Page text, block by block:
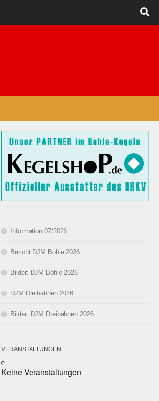
Information 07/2026
Bericht DJM Bohle 2026
Bilder: DJM Bohle 2026
DJM Dreibahnen 2026
Bilder: DJM Dreibahnen 2026
VERANSTALTUNGEN
Keine Veranstaltungen